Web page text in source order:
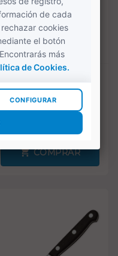
(240mm) Serie
Universal 289904
COMPRAR